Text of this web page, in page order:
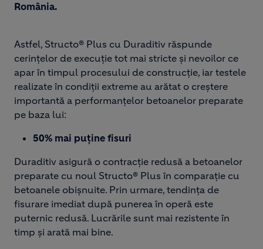
România.
Astfel, Structo® Plus cu Duraditiv răspunde
cerințelor de execuție tot mai stricte și nevoilor ce
apar în timpul procesului de construcție, iar testele
realizate în condiții extreme au arătat o creștere
importantă a performanțelor betoanelor preparate
pe baza lui:
50% mai puține fisuri
Duraditiv asigură o contracție redusă a betoanelor
preparate cu noul Structo® Plus în comparație cu
betoanele obișnuite. Prin urmare, tendința de
fisurare imediat după punerea în operă este
puternic redusă. Lucrările sunt mai rezistente în
timp și arată mai bine.